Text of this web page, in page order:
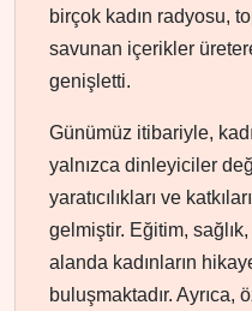
birçok kadın radyosu,
savunan içerikler
genişletti.
Günümüz itibariyle,
yalnızca dinleyiciler
yaratıcılıkları ve
gelmiştir. Eğitim,
alanda kadınların
buluşmaktadır.